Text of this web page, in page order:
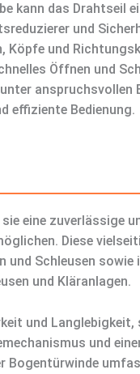
kann das Drahtseil
und
Köpfe und
Öffnen und
anspruchsvollen
effiziente Bedienung.
eine zuverlässige
Diese
und Schleusen
und Kläranlagen.
und Langlebigkeit,
und